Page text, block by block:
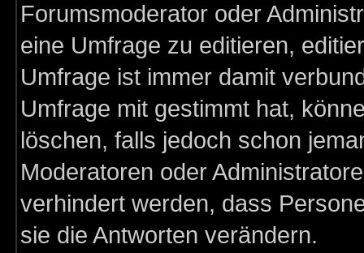
Forumsmoderator oder
eine Umfrage zu editieren,
Umfrage ist immer damit
Umfrage mit gestimmt hat,
löschen, falls jedoch schon
Moderatoren oder
verhindert werden, dass
sie die Antworten verändern.